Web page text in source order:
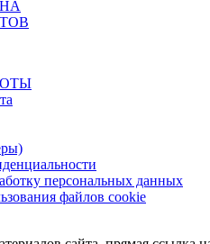
персональных данных
файлов сookie